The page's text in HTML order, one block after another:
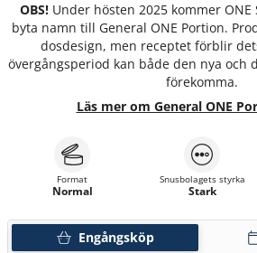
OBS!Under hösten 2025 kommer ONE
byta namn till General ONE Portion.
dosdesign, men receptet förblir
övergångsperiod kan både den nya och
förekomma.
Läs mer om General ONE
Engångsköp
Format
Normal
Snusbolagets styrka
Stark